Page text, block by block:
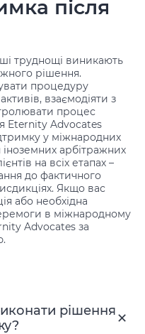
після
труднощі виникають
рішення.
процедуру
взаємодіяти з
процес
Eternity Advocates
у міжнародних
арбітражних
на всіх етапах –
до фактичного
Якщо вас
або необхідна
в міжнародному
Advocates за
рішення